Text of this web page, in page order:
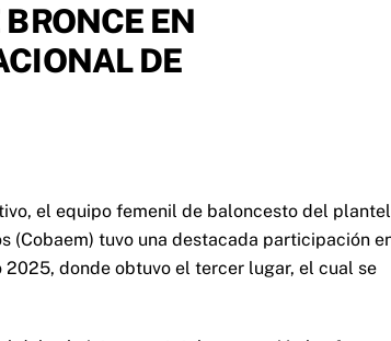
EN
DE
el equipo femenil de baloncesto del plantel
(Cobaem) tuvo una destacada participación
donde obtuvo el tercer lugar, el cual se